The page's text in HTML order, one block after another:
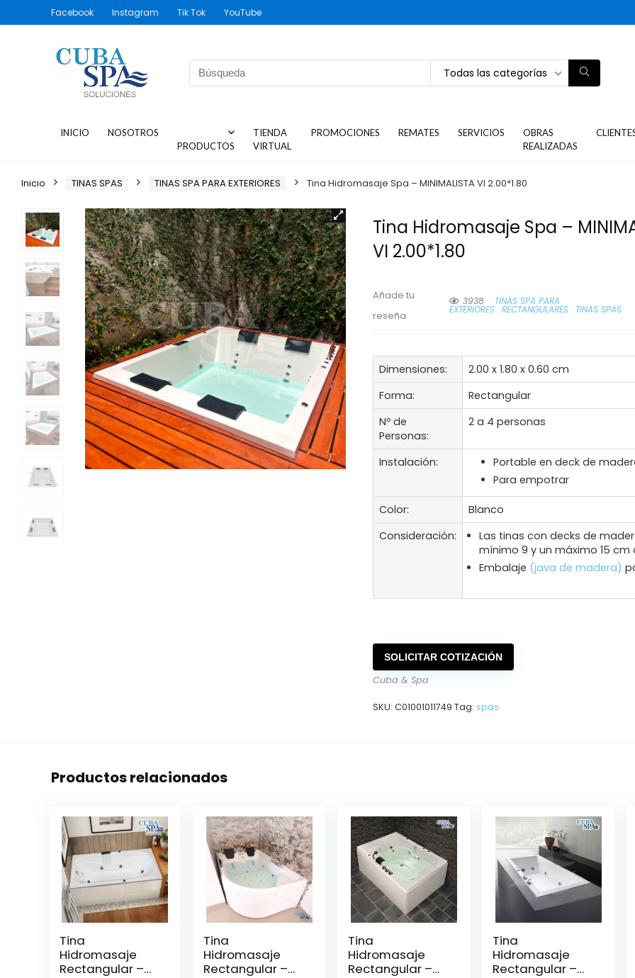
Facebook Instagram Tik Tok YouTube
Todas las categorías
INICIO
NOSOTROS
PRODUCTOS
TIENDA
VIRTUAL
PROMOCIONES REMATES SERVICIOS
OBRAS
REALIZADAS
Inicio TINAS SPAS TINAS SPA PARA EXTERIORES Tina Hidromasaje Spa – MINIMALISTA VI 2.00*1.80
Tina Hidromasaje Spa –
VI 2.00*1.80
Añade tu
reseña
3938 TINAS SPA PARA
EXTERIORES RECTANGULARES TINAS SPAS
Dimensiones:
2.00 x 1.80 x 0.60 cm
Forma:
Rectangular
Nº de
Personas:
2 a 4 personas
Instalación:
Portable en deck de
Para empotrar
Color:
Blanco
Consideración:
Las tinas con decks de
mínimo 9 y un máximo 15
Embalaje (java de madera)
SOLICITAR COTIZACIÓN
Cuba & Spa
SKU:C01001011749 Tag:spas
Productos relacionados
Tina
Hidromasaje
Rectangular –
Tina
Hidromasaje
Rectangular –
Tina
Hidromasaje
Rectangular –
Tina
Hidromasaje
Rectangular –